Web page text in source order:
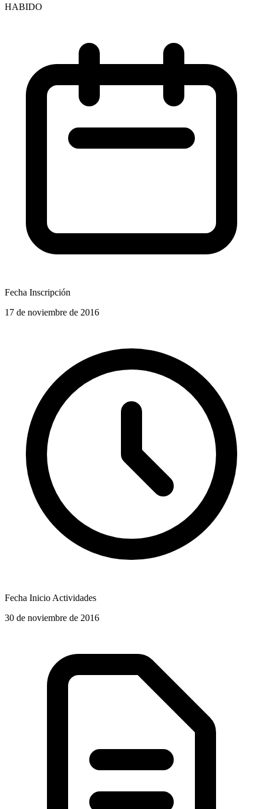
HABIDO
Fecha Inscripción
17 de noviembre de 2016
Fecha Inicio Actividades
30 de noviembre de 2016